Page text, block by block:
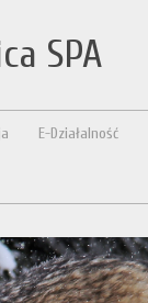
SPA
E-Działalność